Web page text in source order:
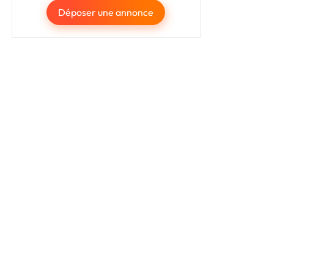
Déposer une annonce